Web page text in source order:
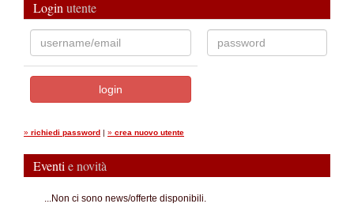
Login utente
» richiedi password | » crea nuovo utente
Eventi e novità
...Non ci sono news/offerte disponibili.